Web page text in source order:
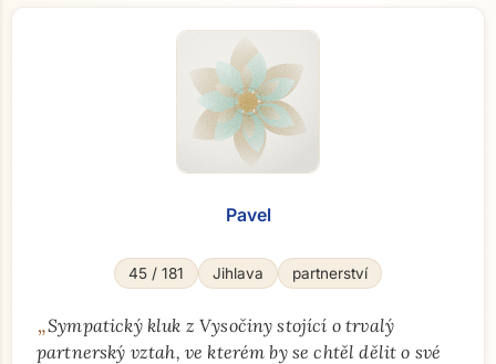
Přejít na hlavní obsah
Pavel
45 / 181 Jihlava partnerství
„Sympatický kluk z Vysočiny stojící o trvalý
partnerský vztah, ve kterém by se chtěl dělit o své